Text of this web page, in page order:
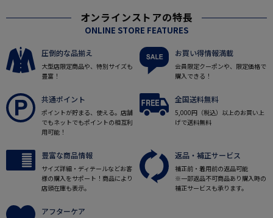
オンラインストアの特長
ONLINE STORE FEATURES
圧倒的な品揃え
大型店限定商品や、特別サイズも
豊富！
お買い得情報満載
会員限定クーポンや、限定価格で
購入できる！
共通ポイント
ポイントが貯まる、使える。店舗
でもネットでもポイントの相互利
用可能！
全国送料無料
5,000円（税込）以上のお買い上
げで送料無料
豊富な商品情報
サイズ詳細・ディテールなどお客
様の購入をサポート！商品により
店頭在庫も表示。
返品・補正サービス
補正前・着用前の返品可能
※一部返品不可商品あり購入時の
補正サービスも承ります。
アフターケア